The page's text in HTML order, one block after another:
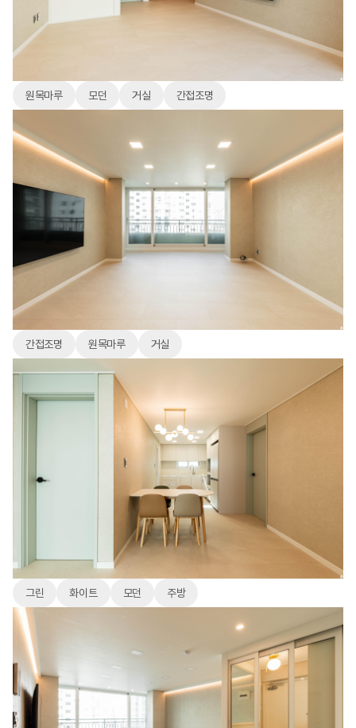
원목마루 모던 거실 간접조명
간접조명 원목마루 거실
그린 화이트 모던 주방